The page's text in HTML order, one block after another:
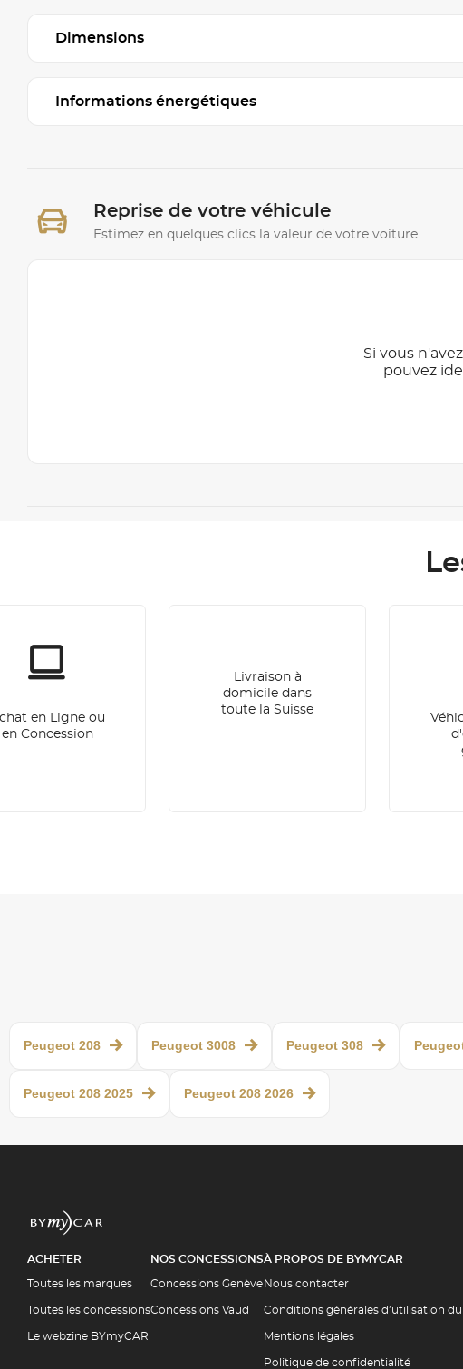
Dimensions
Informations énergétiques
Reprise de votre véhicule
Estimez en quelques clics la valeur de votre voiture.
Si vous
pouvez
en Ligne ou
en Concession
Livraison à
domicile dans
toute la Suisse
Peugeot 208 Peugeot 3008 Peugeot 308
Peugeot 208 2025 Peugeot 208 2026
ACHETER
Toutes les marques
Toutes les concessions
Le webzine BYmyCAR
NOS CONCESSIONS
Concessions Genève
Concessions Vaud
À PROPOS DE BYMYCAR
Nous contacter
Conditions générales d’utilisation
Mentions légales
Politique de confidentialité